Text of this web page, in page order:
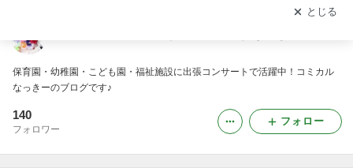
保育園・幼稚園・こども園・福祉施設に出張コンサートで活躍中！コミカル
なっきーのブログです♪
140
フォロワー
フォロー